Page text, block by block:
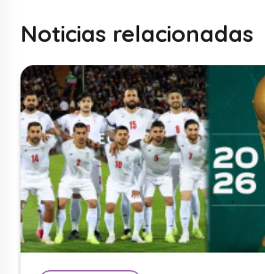
Noticias relacionadas